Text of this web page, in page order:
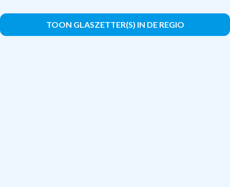
TOON GLASZETTER(S) IN DE REGIO